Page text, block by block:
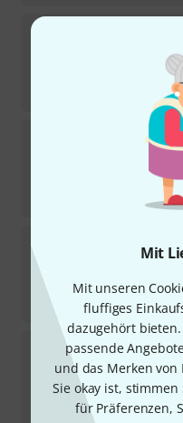
Mit
Mit unseren
fluffiges
dazugehört
passende
und das Merken
Sie okay ist,
für Präferenzen,
Sofort
Alfred
Sofort
23,95€
Sofort
24,95€
Alfred
Sofort
12,95€